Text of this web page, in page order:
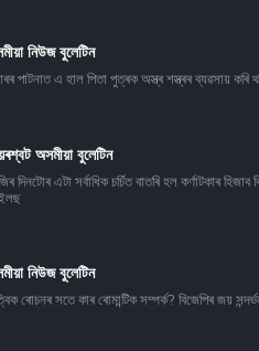
নিউজ বুলেটিন
পাটনাত এ হাল পিতা পুত্ৰক অস্ত্ৰ শস্ত্ৰৰ ব্যৱসায়
অসমীয়া বুলেটিন
দিনটোৰ এটা সৰ্বাধিক চৰ্চিত বাতৰি হল কৰ্ণাটকাৰ
নিউজ বুলেটিন
ৰোচনৰ সতে কাৰ ৰোমান্টিক সম্পৰ্ক? বিজেপিৰ জয়